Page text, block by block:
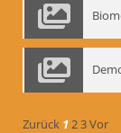
Zurück 123Vor